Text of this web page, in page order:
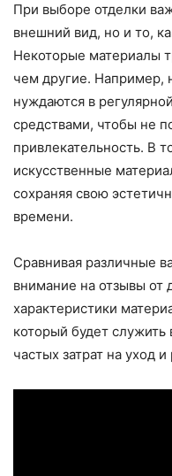
При выборе отделки
внешний вид, но и то,
Некоторые материалы
чем другие. Например,
нуждаются в
средствами, чтобы не
привлекательность. В
искусственные
сохраняя свою
времени.
Сравнивая различные
внимание на отзывы от
характеристики
который будет
частых затрат на уход